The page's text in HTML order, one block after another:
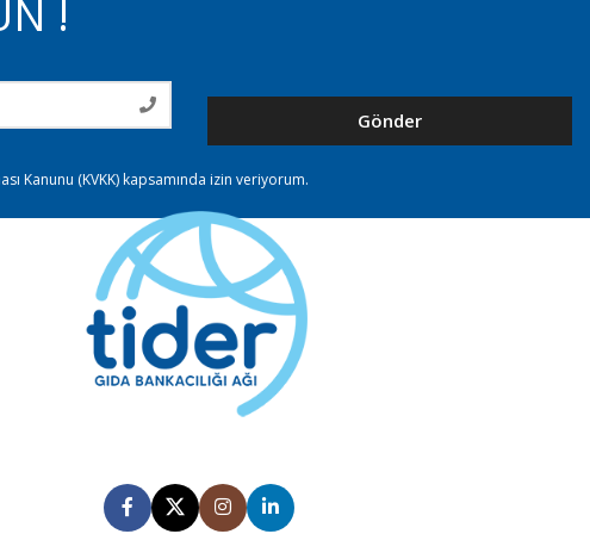
!
Gönder
Kanunu (KVKK) kapsamında izin veriyorum.